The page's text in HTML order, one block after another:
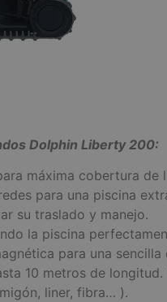
Dolphin Liberty 200:
máxima cobertura de
para una piscina
su traslado y manejo.
la piscina
para una sencilla
10 metros de
liner, fibra… ).